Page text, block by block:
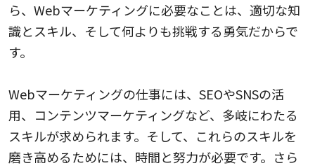
ら、Webマーケティングに必要なことは、適切な知
識とスキル、そして何よりも挑戦する勇気だからで
す。
Webマーケティングの仕事には、SEOやSNSの活
用、コンテンツマーケティングなど、多岐にわたる
スキルが求められます。そして、これらのスキルを
磨き高めるためには、時間と努力が必要です。さら